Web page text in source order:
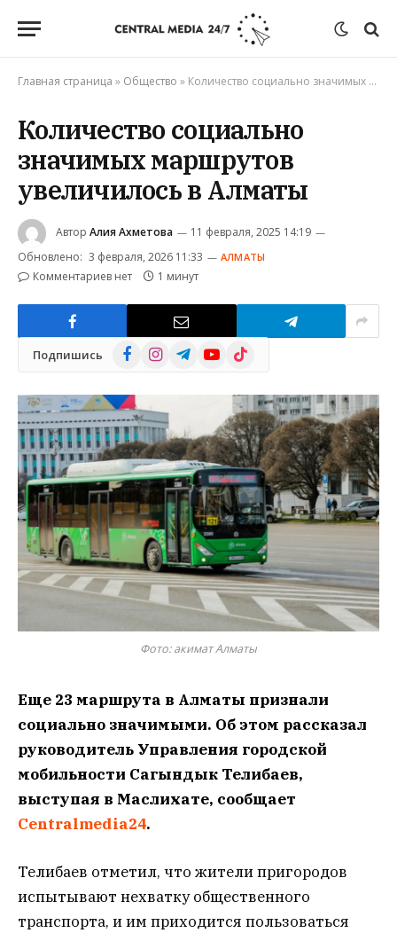
Главная страница » Общество » Количество социально значимых маршрутов увеличилось в Алматы
Количество социально
значимых маршрутов
увеличилось в Алматы
Автор Алия Ахметова
11 февраля, 2025 14:19
Обновлено: 3 февраля, 2026 11:33 АЛМАТЫ
Комментариев нет 1 минут
Подпишись FacebookInstagramTelegramYouTube
TikTok
Фото: акимат Алматы
Еще 23 маршрута в Алматы признали
социально значимыми. Об этом рассказал
руководитель Управления городской
мобильности Сагындык Телибаев,
выступая в Маслихате, сообщает
Centralmedia24.
Телибаев отметил, что жители пригородов
испытывают нехватку общественного
транспорта, и им приходится пользоваться